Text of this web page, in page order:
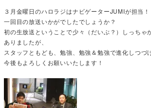
３月金曜日のハロラジはナビゲーターJUMIが担当！
一回目の放送いかがでしたでしょうか？
初の生放送ということで少々（だいぶ？）しっちゃ
ありましたが、
スタッフともども、勉強、勉強＆勉強で進化しつづ
今後もよろしくお願いいたします！